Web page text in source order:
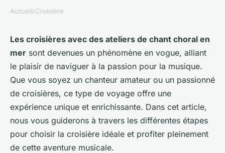
Comment choisir une
croisière avec des ateliers de
chant choral en mer?
Giulia •21 mai 2024 •4 min de lecture
Accueil›Croisière
Les croisières avec des ateliers de chant choral en
mer sont devenues un phénomène en vogue, alliant
le plaisir de naviguer à la passion pour la musique.
Que vous soyez un chanteur amateur ou un passionné
de croisières, ce type de voyage offre une
expérience unique et enrichissante. Dans cet article,
nous vous guiderons à travers les différentes étapes
pour choisir la croisière idéale et profiter pleinement
de cette aventure musicale.